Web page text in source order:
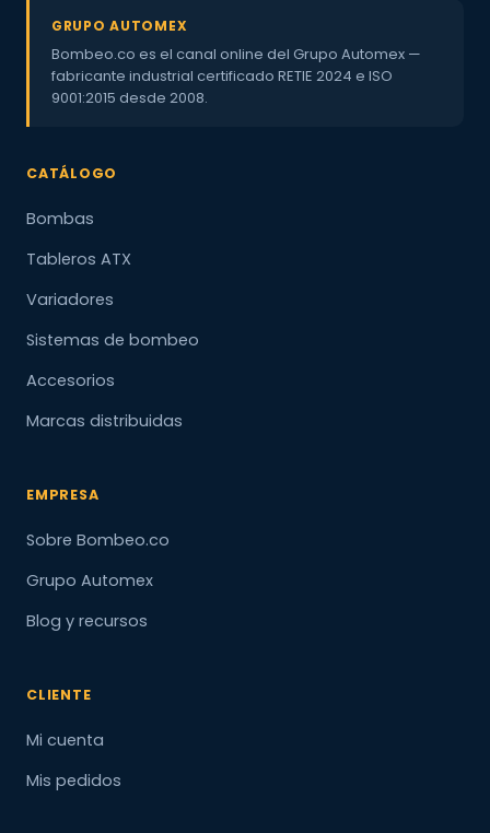
GRUPO AUTOMEX
Bombeo.co es el canal online del Grupo Automex —
fabricante industrial certificado RETIE 2024 e ISO
9001:2015 desde 2008.
CATÁLOGO
Bombas
Tableros ATX
Variadores
Sistemas de bombeo
Accesorios
Marcas distribuidas
EMPRESA
Sobre Bombeo.co
Grupo Automex
Blog y recursos
CLIENTE
Mi cuenta
Mis pedidos